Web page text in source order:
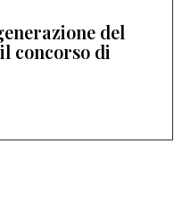
del
concorso di